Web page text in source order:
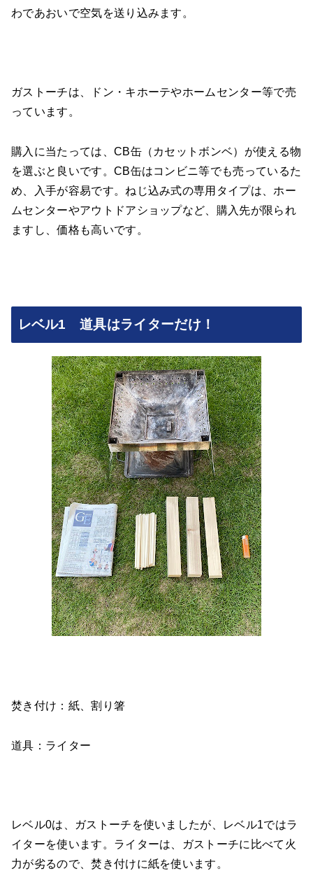
わであおいで空気を送り込みます。
ガストーチは、ドン・キホーテやホームセンター等で売
っています。
購入に当たっては、CB缶（カセットボンベ）が使える物
を選ぶと良いです。CB缶はコンビニ等でも売っているた
め、入手が容易です。ねじ込み式の専用タイプは、ホー
ムセンターやアウトドアショップなど、購入先が限られ
ますし、価格も高いです。
レベル1 道具はライターだけ！
焚き付け：紙、割り箸
道具：ライター
レベル0は、ガストーチを使いましたが、レベル1ではラ
イターを使います。ライターは、ガストーチに比べて火
力が劣るので、焚き付けに紙を使います。